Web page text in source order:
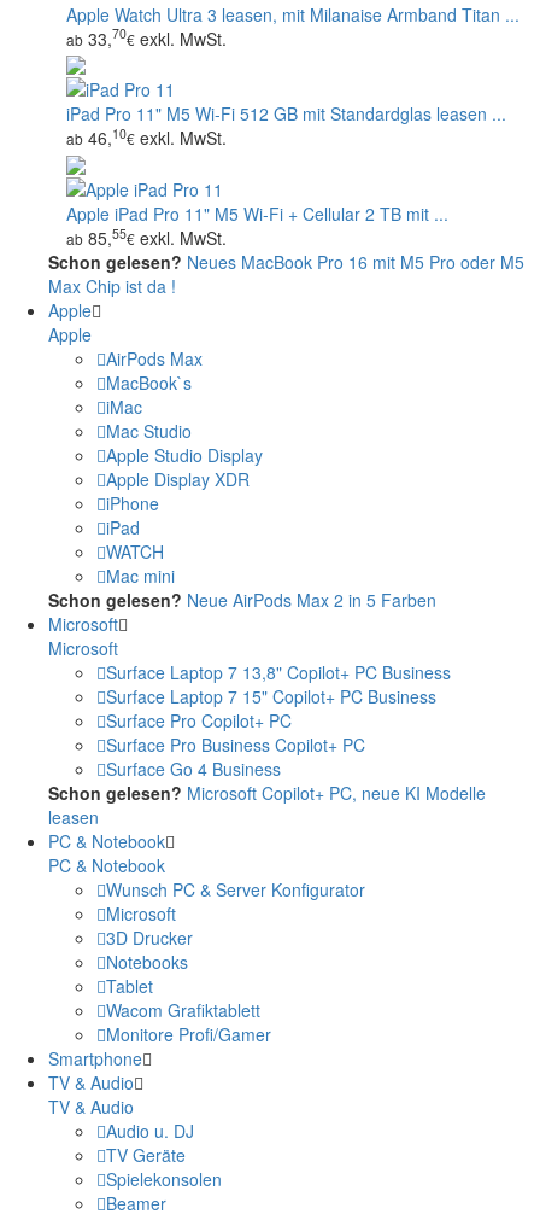
Apple Watch Ultra 3 leasen, mit Milanaise Armband Titan ...
ab 33,70€ exkl. MwSt.
iPad Pro 11" M5 Wi‑Fi 512 GB mit Standardglas leasen ...
ab 46,10€ exkl. MwSt.
Apple iPad Pro 11" M5 Wi‑Fi + Cellular 2 TB mit ...
ab 85,55€ exkl. MwSt.
Schon gelesen? Neues MacBook Pro 16 mit M5 Pro oder M5
Max Chip ist da !
Apple
Apple
AirPods Max
MacBook`s
iMac
Mac Studio
Apple Studio Display
Apple Display XDR
iPhone
iPad
WATCH
Mac mini
Schon gelesen? Neue AirPods Max 2 in 5 Farben
Microsoft
Microsoft
Surface Laptop 7 13,8" Copilot+ PC Business
Surface Laptop 7 15" Copilot+ PC Business
Surface Pro Copilot+ PC
Surface Pro Business Copilot+ PC
Surface Go 4 Business
Schon gelesen? Microsoft Copilot+ PC, neue KI Modelle
leasen
PC & Notebook
PC & Notebook
Wunsch PC & Server Konfigurator
Microsoft
3D Drucker
Notebooks
Tablet
Wacom Grafiktablett
Monitore Profi/Gamer
Smartphone
TV & Audio
TV & Audio
Audio u. DJ
TV Geräte
Spielekonsolen
Beamer